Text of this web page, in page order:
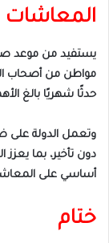
المعاشات
مواطن من أصحاب
حدثًا شهريًا بالغ
وتعمل الدولة على
دون تأخير، بما يعزز
أساسي على
ختام